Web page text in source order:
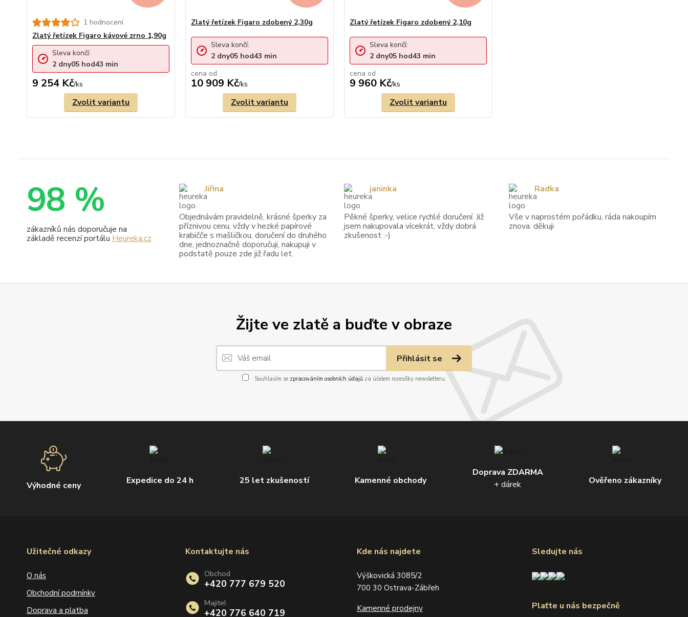
1 hodnocení
Zlatý řetízek Figaro kávové zrno 1,90g
9 254 Kč/ks
Sleva končí:
2 dny05 hod43 min
Zvolit variantu
Zlatý řetízek Figaro zdobený 2,30g
cena od
10 909 Kč/ks
Sleva končí:
2 dny05 hod43 min
Zvolit variantu
Zlatý řetízek Figaro zdobený 2,10g
cena od
9 960 Kč/ks
Sleva končí:
2 dny05 hod43 min
Zvolit variantu
Žijte ve zlatě a buďte v obraze
Přihlásit se
Souhlasím se zpracováním osobních údajůza účelem rozesílky newsletteru.
Výhodné ceny Expedice do 24 h 25 let zkušeností Kamenné obchody
Doprava ZDARMA
+ dárek
Ověřeno zákazníky
Užitečné odkazy
O nás
Obchodní podmínky
Doprava a platba
Kde nás najdete
Výškovická 3085/2
700 30 Ostrava-Zábřeh
Kamenné prodejny
Sledujte nás
Plaťte u nás bezpečně
Kontaktujte nás
Obchod
+420 777 679 520
Majitel
+420 776 640 719
98 %
zákazníků nás doporučuje na
základě recenzí portálu Heureka.cz
Objednávám pravidelně, krásné šperky za
příznivou cenu, vždy v hezké papírové
krabičče s mašličkou, doručení do druhého
dne, jednoznačně doporučuji, nakupuji v
podstatě pouze zde již řadu let.
Jiřina
Pěkné šperky, velice rychlé doručení. Již
jsem nakupovala vícekrát, vždy dobrá
zkušenost :-)
janinka
Vše v naprostém pořádku, ráda nakoupím
znova. děkuji
Radka